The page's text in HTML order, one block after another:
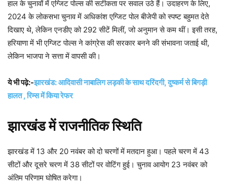
हाल के चुनावों में एग्जिट पोल्स की सटीकता पर सवाल उठे हैं। उदाहरण के लिए,
2024 के लोकसभा चुनाव में अधिकांश एग्जिट पोल बीजेपी को स्पष्ट बहुमत देते
दिखाए थे, लेकिन एनडीए को 292 सीटें मिलीं, जो अनुमान से कम थीं। इसी तरह,
हरियाणा में भी एग्जिट पोल्स ने कांग्रेस की सरकार बनने की संभावना जताई थी,
लेकिन भाजपा ने सत्ता में वापसी की।
ये भी पढ़े:-झारखंड: आदिवासी नाबालिग लड़की के साथ दरिंदगी, दुष्कर्म से बिगड़ी
हालत , रिम्स में किया रेफर
झारखंड में राजनीतिक स्थिति
झारखंड में 13 और 20 नवंबर को दो चरणों में मतदान हुआ। पहले चरण में 43
सीटों और दूसरे चरण में 38 सीटों पर वोटिंग हुई। चुनाव आयोग 23 नवंबर को
अंतिम परिणाम घोषित करेगा।